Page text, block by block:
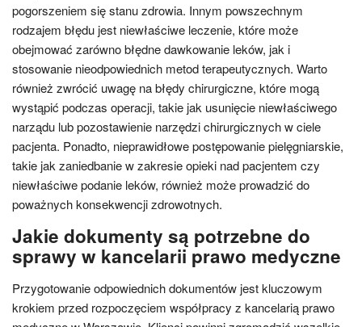
pogorszeniem się stanu zdrowia. Innym powszechnym
rodzajem błędu jest niewłaściwe leczenie, które może
obejmować zarówno błędne dawkowanie leków, jak i
stosowanie nieodpowiednich metod terapeutycznych. Warto
również zwrócić uwagę na błędy chirurgiczne, które mogą
wystąpić podczas operacji, takie jak usunięcie niewłaściwego
narządu lub pozostawienie narzędzi chirurgicznych w ciele
pacjenta. Ponadto, nieprawidłowe postępowanie pielęgniarskie,
takie jak zaniedbanie w zakresie opieki nad pacjentem czy
niewłaściwe podanie leków, również może prowadzić do
poważnych konsekwencji zdrowotnych.
Jakie dokumenty są potrzebne do
sprawy w kancelarii prawo medyczne
Przygotowanie odpowiednich dokumentów jest kluczowym
krokiem przed rozpoczęciem współpracy z kancelarią prawo